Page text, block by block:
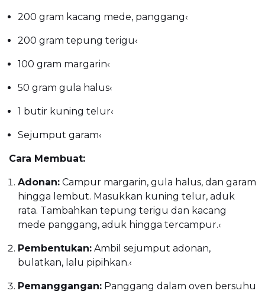
200 gram kacang mede, panggang‹
200 gram tepung terigu‹
100 gram margarin‹
50 gram gula halus‹
1 butir kuning telur‹
Sejumput garam‹
Cara Membuat:
Adonan: Campur margarin, gula halus, dan garam
hingga lembut. Masukkan kuning telur, aduk
rata. Tambahkan tepung terigu dan kacang
mede panggang, aduk hingga tercampur.‹
Pembentukan: Ambil sejumput adonan,
bulatkan, lalu pipihkan.‹
Pemanggangan: Panggang dalam oven bersuhu